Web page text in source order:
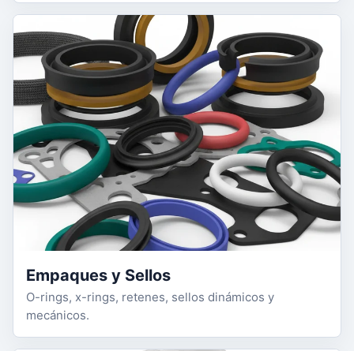
Empaques y Sellos
O-rings, x-rings, retenes, sellos dinámicos y
mecánicos.